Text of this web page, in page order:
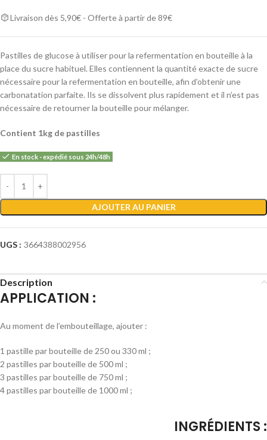
Livraison dès 5,90€ - Offerte à partir de 89€
Pastilles de glucose à utiliser pour la refermentation en bouteille à la
place du sucre habituel. Elles contiennent la quantité exacte de sucre
nécessaire pour la refermentation en bouteille, afin d’obtenir une
carbonatation parfaite. Ils se dissolvent plus rapidement et il n’est pas
nécessaire de retourner la bouteille pour mélanger.
Contient 1kg de pastilles
En stock - expédié sous 24h/48h
AJOUTER AU PANIER
UGS : 3664388002956
Description
APPLICATION :
Au moment de l’embouteillage, ajouter :
1 pastille par bouteille de 250 ou 330 ml ;
2 pastilles par bouteille de 500 ml ;
3 pastilles par bouteille de 750 ml ;
4 pastilles par bouteille de 1000 ml ;
INGRÉDIENTS :